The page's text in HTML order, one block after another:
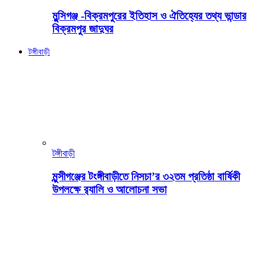
মুন্সিগঞ্জ -বিক্রমপুরের ইতিহাস ও ঐতিহ্যের তথ্য ভান্ডার
বিক্রমপুর জাদুঘর
টঙ্গীবাড়ী
টঙ্গীবাড়ী
মুন্সীগঞ্জের টংঙ্গীবাড়ীতে নিসচা’র ৩২তম প্রতিষ্ঠা বার্ষিকী
উপলক্ষে র‍্যালি ও আলোচনা সভা